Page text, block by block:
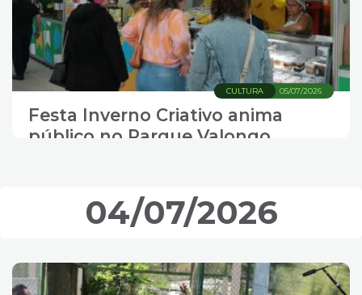
05/07/2026
CULTURA
Festa Inverno Criativo anima
público no Parque Valongo
04/07/2026